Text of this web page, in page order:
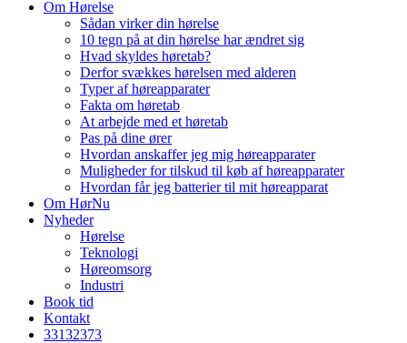
Om Hørelse
Sådan virker din hørelse
10 tegn på at din hørelse har ændret sig
Hvad skyldes høretab?
Derfor svækkes hørelsen med alderen
Typer af høreapparater
Fakta om høretab
At arbejde med et høretab
Pas på dine ører
Hvordan anskaffer jeg mig høreapparater
Muligheder for tilskud til køb af høreapparater
Hvordan får jeg batterier til mit høreapparat
Om HørNu
Nyheder
Hørelse
Teknologi
Høreomsorg
Industri
Book tid
Kontakt
33132373